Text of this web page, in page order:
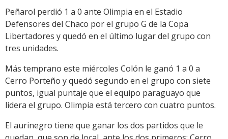
Link
Peñarol perdió 1 a 0 ante Olimpia en el Estadio
Defensores del Chaco por el grupo G de la Copa
Libertadores y quedó en el último lugar del grupo con
tres unidades.
Más temprano este miércoles Colón le ganó 1 a 0 a
Cerro Porteño y quedó segundo en el grupo con siete
puntos, igual puntaje que el equipo paraguayo que
lidera el grupo. Olimpia está tercero con cuatro puntos.
El aurinegro tiene que ganar los dos partidos que le